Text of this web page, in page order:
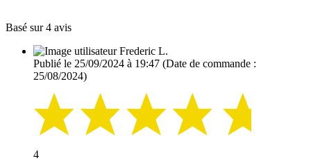
Basé sur 4 avis
Frederic L.
Publié le 25/09/2024 à 19:47 (Date de commande :
25/08/2024)
4